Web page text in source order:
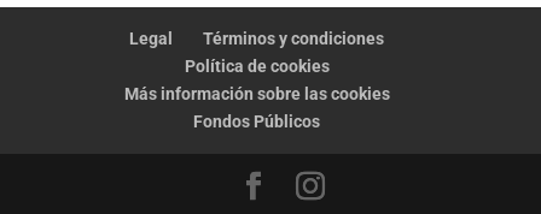
Legal
Términos y condiciones
Política de cookies
Más información sobre las cookies
Fondos Públicos